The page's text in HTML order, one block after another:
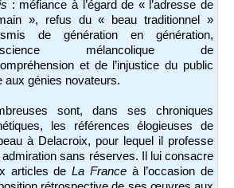
: méfiance à l’égard de « l’adresse de
», refus du « beau traditionnel »
de génération en génération,
mélancolique de
et de l’injustice du public
aux génies novateurs.
sont, dans ses chroniques
les références élogieuses de
à Delacroix, pour lequel il professe
admiration sans réserves. Il lui consacre
articles deLa Franceà l’occasion de